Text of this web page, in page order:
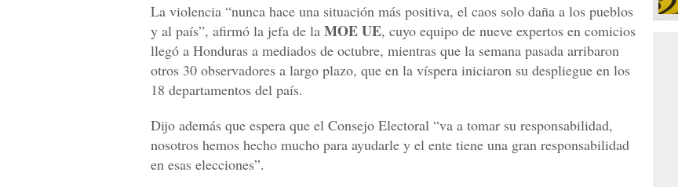
La violencia “nunca hace una situación más positiva, el caos solo daña a los pueblos
y al país”, afirmó la jefa de la MOE UE, cuyo equipo de nueve expertos en comicios
llegó a Honduras a mediados de octubre, mientras que la semana pasada arribaron
otros 30 observadores a largo plazo, que en la víspera iniciaron su despliegue en los
18 departamentos del país.
Dijo además que espera que el Consejo Electoral “va a tomar su responsabilidad,
nosotros hemos hecho mucho para ayudarle y el ente tiene una gran responsabilidad
en esas elecciones”.